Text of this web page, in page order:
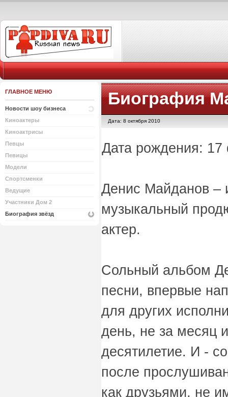
ГЛАВНОЕ МЕНЮ
Новости шоу бизнеса
Киноактеры
Киноактрисы
Певцы
Певицы
Модели
Спортсменки
Ведущие
Участники Дом 2
Биография звёзд
Биография
Дата: 8 октября 2010
Дата рождения: 17
Денис Майданов –
музыкальный
актер.
Сольный альбом
песни, впервые
для других
день, не за месяц
десятилетие. И -
после
как друзьями, не